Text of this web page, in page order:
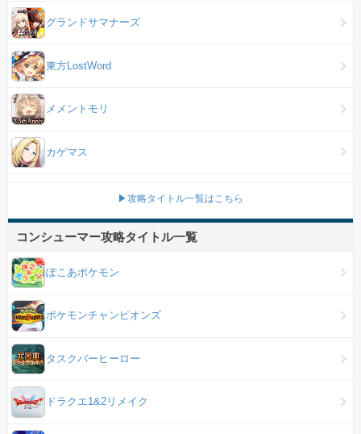
グランドサマナーズ
東方LostWord
メメントモリ
カゲマス
▶攻略タイトル一覧はこちら
コンシューマー攻略タイトル一覧
ぽこあポケモン
ポケモンチャンピオンズ
タスクバーヒーロー
ドラクエ1&2リメイク